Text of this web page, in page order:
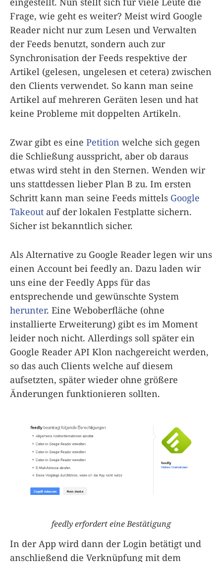
Frage, wie geht es weiter? Meist wird Google
Reader nicht nur zum Lesen und Verwalten
der Feeds benutzt, sondern auch zur
Synchronisation der Feeds respektive der
Artikel (gelesen, ungelesen et cetera) zwischen
den Clients verwendet. So kann man seine
Artikel auf mehreren Geräten lesen und hat
keine Probleme mit doppelten Artikeln.
Zwar gibt es eine Petition welche sich gegen
die Schließung ausspricht, aber ob daraus
etwas wird steht in den Sternen. Wenden wir
uns stattdessen lieber Plan B zu. Im ersten
Schritt kann man seine Feeds mittels Google
Takeout auf der lokalen Festplatte sichern.
Sicher ist bekanntlich sicher.
Als Alternative zu Google Reader legen wir uns
einen Account bei feedly an. Dazu laden wir
uns eine der Feedly Apps für das
entsprechende und gewünschte System
herunter. Eine Weboberfläche (ohne
installierte Erweiterung) gibt es im Moment
leider noch nicht. Allerdings soll später ein
Google Reader API Klon nachgereicht werden,
so das auch Clients welche auf diesem
aufsetzten, später wieder ohne größere
Änderungen funktionieren sollten.
feedly erfordert eine Bestätigung
In der App wird dann der Login betätigt und
anschließend die Verknüpfung mit dem